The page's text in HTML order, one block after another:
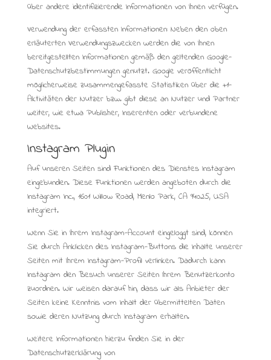
über andere identifizierende Informationen von Ihnen verfügen.
Verwendung der erfassten Informationen: Neben den oben
erläuterten Verwendungszwecken werden die von Ihnen
bereitgestellten Informationen gemäß den geltenden Google-
Datenschutzbestimmungen genutzt. Google veröffentlicht
möglicherweise zusammengefasste Statistiken über die +1-
Aktivitäten der Nutzer bzw. gibt diese an Nutzer und Partner
weiter, wie etwa Publisher, Inserenten oder verbundene
Websites.
Instagram Plugin
Auf unseren Seiten sind Funktionen des Dienstes Instagram
eingebunden. Diese Funktionen werden angeboten durch die
Instagram Inc., 1601 Willow Road, Menlo Park, CA 94025, USA
integriert.
Wenn Sie in Ihrem Instagram-Account eingeloggt sind, können
Sie durch Anklicken des Instagram-Buttons die Inhalte unserer
Seiten mit Ihrem Instagram-Profil verlinken. Dadurch kann
Instagram den Besuch unserer Seiten Ihrem Benutzerkonto
zuordnen. Wir weisen darauf hin, dass wir als Anbieter der
Seiten keine Kenntnis vom Inhalt der übermittelten Daten
sowie deren Nutzung durch Instagram erhalten.
Weitere Informationen hierzu finden Sie in der
Datenschutzerklärung von